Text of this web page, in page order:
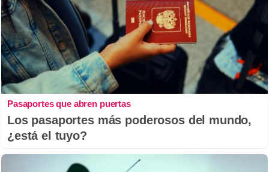
Pasaportes que abren puertas
Los pasaportes más poderosos del mundo,
¿está el tuyo?